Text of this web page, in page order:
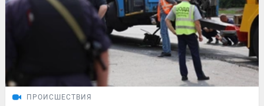
ПРОИСШЕСТВИЯ